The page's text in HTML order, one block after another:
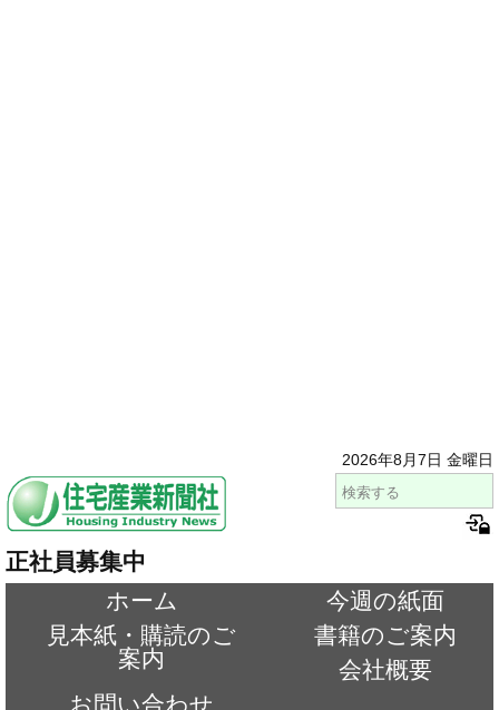
2026年8月7日 金曜日
正社員募集中
ホーム
今週の紙面
見本紙・購読のご
案内
書籍のご案内
会社概要
お問い合わせ